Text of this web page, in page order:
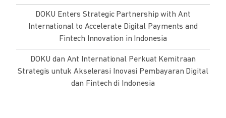
DOKU Enters Strategic Partnership with Ant
International to Accelerate Digital Payments and
Fintech Innovation in Indonesia
DOKU dan Ant International Perkuat Kemitraan
Strategis untuk Akselerasi Inovasi Pembayaran Digital
dan Fintech di Indonesia